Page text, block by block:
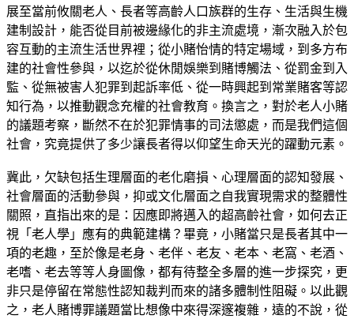
展至當前攸關老人、長者等高齡人口族群的生存、生活與生機
建制設計，能否從目前被邊緣化的非主流處境，漸次融入於包
容互動的主流生活世界裡；從小賭怡情的特定場域，到多方布
建的社會性參與，以迄於從休閒娛樂到賭博觸法、從罰金到入
監、從無被害人犯罪到起訴率低、從一時興起到常業賭客等認
知行為，以推動觀念充權的社會教育。換言之，對於老人小賭
的議題考察，斷然不在於犯罪情事的司法懲處，而是我們這個
社會，究竟提供了多少讓長者得以仰望生命天光的躍動元素。
冀此，欠缺包括生理層面的老化磨損、心理層面的認知發展、
社會層面的活動參與，抑或文化層面之自我實現需求的整體性
關照，直指出來的是：因應即將邁入的超高齡社會，如何去正
視「老人學」應有的典範建構？畢竟，小賭當只是長者其中一
項的老趣，至於像是老身、老伴、老友、老本、老窩、老酒、
老嗜、老去等等人身圖像，都有待整全多層的進一步探究，更
非只是停留在常態性認知裁判而來的諸多體制性阻礙。以此觀
之，老人賭博罪議題當比想像中來得深邃複雜，遠的不說，從